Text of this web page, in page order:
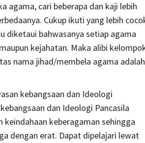
agama, cari beberapa dan kaji lebih
Cukup ikuti yang lebih
diketaui bahwasanya setiap agama
kejahatan. Maka alibi
nama jihad/membela agama adalah
kebangsaan dan Ideologi
dan Ideologi Pancasila
keberagaman sehingga
dengan erat. Dapat dipelajari lewat